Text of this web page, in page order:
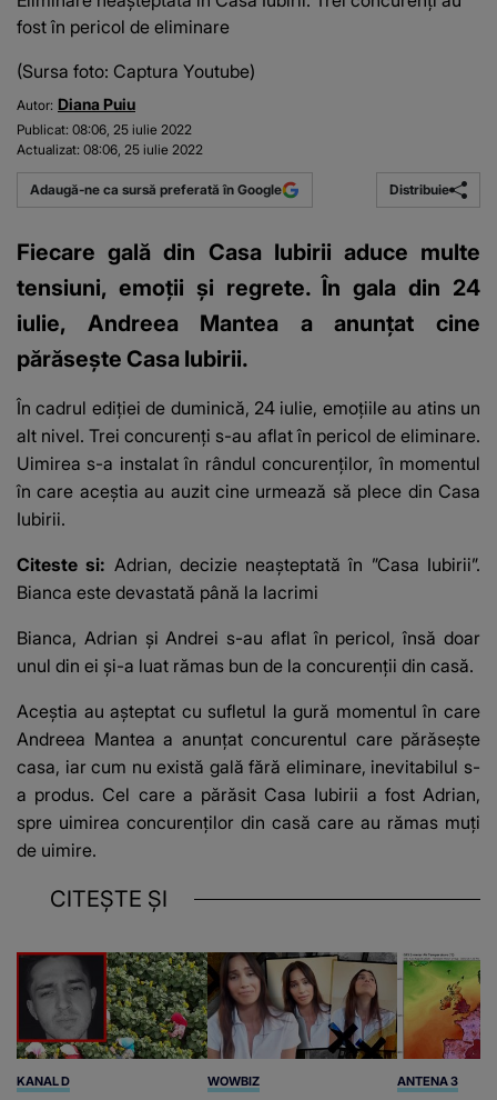
fost în pericol de eliminare
(Sursa foto: Captura Youtube)
Autor: Diana Puiu
Publicat: 08:06, 25 iulie 2022
Actualizat: 08:06, 25 iulie 2022
Adaugă-ne ca sursă preferată în Google Distribuie
Fiecare gală din Casa Iubirii aduce multe
tensiuni, emoții și regrete. În gala din 24
iulie, Andreea Mantea a anunțat cine
părăsește Casa Iubirii.
În cadrul ediției de duminică, 24 iulie, emoțiile au atins un
alt nivel. Trei concurenți s-au aflat în pericol de eliminare.
Uimirea s-a instalat în rândul concurenților, în momentul
în care aceștia au auzit cine urmează să plece din Casa
Iubirii.
Citeste si: Adrian, decizie neașteptată în ”Casa Iubirii”.
Bianca este devastată până la lacrimi
Bianca, Adrian și Andrei s-au aflat în pericol, însă doar
unul din ei și-a luat rămas bun de la concurenții din casă.
Aceștia au așteptat cu sufletul la gură momentul în care
Andreea Mantea a anunțat concurentul care părăsește
casa, iar cum nu există gală fără eliminare, inevitabilul s-
a produs. Cel care a părăsit Casa Iubirii a fost Adrian,
spre uimirea concurenților din casă care au rămas muți
de uimire.
CITEȘTE ȘI
KANAL D WOWBIZ ANTENA 3